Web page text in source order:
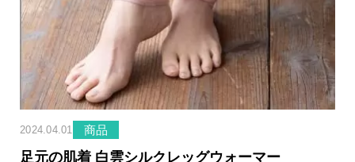
2024.04.01 商品
足元の肌着 白雲シルクレッグウォーマー